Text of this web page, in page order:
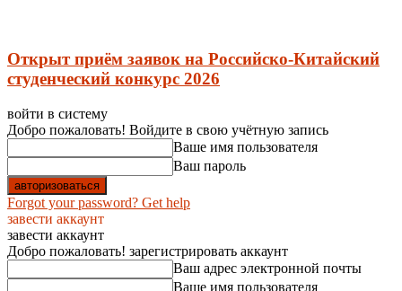
Открыт приём заявок на Российско-Китайский
студенческий конкурс 2026
войти в систему
Добро пожаловать! Войдите в свою учётную запись
Ваше имя пользователя
Ваш пароль
Forgot your password? Get help
завести аккаунт
завести аккаунт
Добро пожаловать! зарегистрировать аккаунт
Ваш адрес электронной почты
Ваше имя пользователя